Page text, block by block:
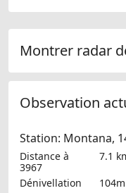
Montrer radar
Observation
Station: Montana,
Distance à
3967
7.1
Dénivellation